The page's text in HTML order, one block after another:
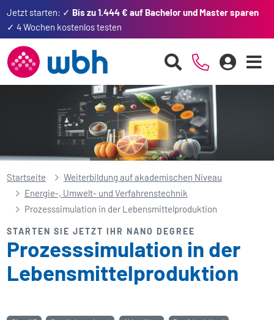
Jetzt starten: ✓ Bis zu 1.444 € auf Bachelor und Master sparen
✓ 4 Wochen kostenlos testen
Startseite
Weiterbildung auf akademischen Niveau
Energie-, Umwelt- und Verfahrenstechnik
Prozess­simulation in der Lebensmittel­produktion
STARTEN SIE JETZT IHR NANO DEGREE
Prozess­simulation in der
Lebensmittel­produktion